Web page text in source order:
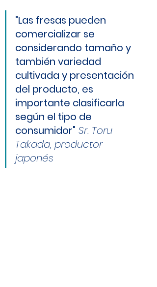
"Las fresas pueden
comercializar se
considerando tamaño y
también variedad
cultivada y presentación
del producto, es
importante clasificarla
según el tipo de
consumidor" Sr. Toru
Takada, productor
japonés